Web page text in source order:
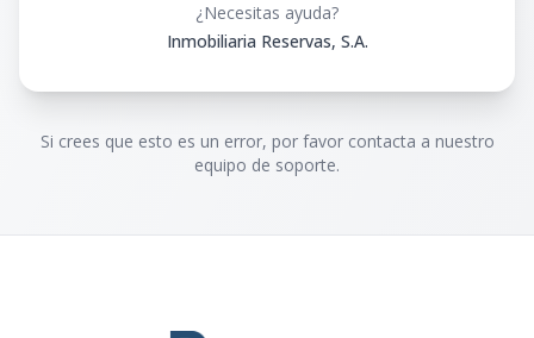
¿Necesitas ayuda?
Inmobiliaria Reservas, S.A.
Si crees que esto es un error, por favor contacta a nuestro
equipo de soporte.